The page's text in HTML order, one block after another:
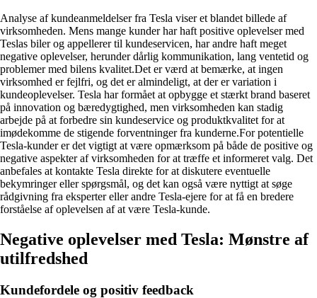
Analyse af kundeanmeldelser fra Tesla viser et blandet billede af
virksomheden. Mens mange kunder har haft positive oplevelser med
Teslas biler og appellerer til kundeservicen, har andre haft meget
negative oplevelser, herunder dårlig kommunikation, lang ventetid og
problemer med bilens kvalitet.Det er værd at bemærke, at ingen
virksomhed er fejlfri, og det er almindeligt, at der er variation i
kundeoplevelser. Tesla har formået at opbygge et stærkt brand baseret
på innovation og bæredygtighed, men virksomheden kan stadig
arbejde på at forbedre sin kundeservice og produktkvalitet for at
imødekomme de stigende forventninger fra kunderne.For potentielle
Tesla-kunder er det vigtigt at være opmærksom på både de positive og
negative aspekter af virksomheden for at træffe et informeret valg. Det
anbefales at kontakte Tesla direkte for at diskutere eventuelle
bekymringer eller spørgsmål, og det kan også være nyttigt at søge
rådgivning fra eksperter eller andre Tesla-ejere for at få en bredere
forståelse af oplevelsen af at være Tesla-kunde.
Negative oplevelser med Tesla: Mønstre af
utilfredshed
Kundefordele og positiv feedback